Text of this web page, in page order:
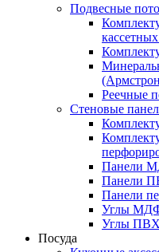
Подвесные
Реечные
Стеновые
Панели
Панели
Панели
Углы
Углы ПВХ
Посуда